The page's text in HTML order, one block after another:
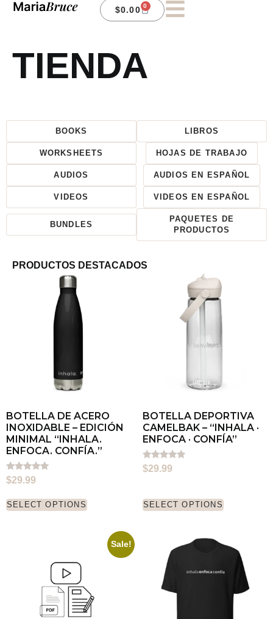
$0.00 0
TIENDA
BOOKS LIBROS
WORKSHEETS HOJAS DE TRABAJO
AUDIOS AUDIOS EN ESPAÑOL
VIDEOS VIDEOS EN ESPAÑOL
BUNDLES
PAQUETES DE
PRODUCTOS
PRODUCTOS DESTACADOS
BOTELLA DE ACERO
INOXIDABLE – EDICIÓN
MINIMAL “INHALA.
ENFOCA. CONFÍA.”
Rated
5.00
$29.99
SELECT OPTIONS
BOTELLA DEPORTIVA
CAMELBAK – “INHALA ·
ENFOCA · CONFÍA”
Rated
5.00
$29.99
SELECT OPTIONS
Sale!